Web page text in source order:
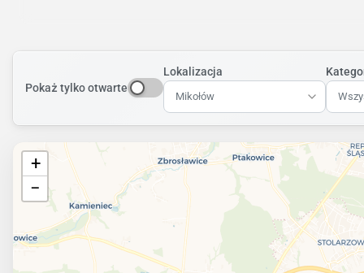
Pokaż tylko otwarte
Lokalizacja
Mikołów
+
−